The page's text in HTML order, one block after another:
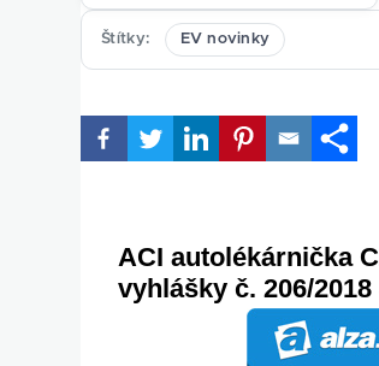
Renault
Štítky EV novinky